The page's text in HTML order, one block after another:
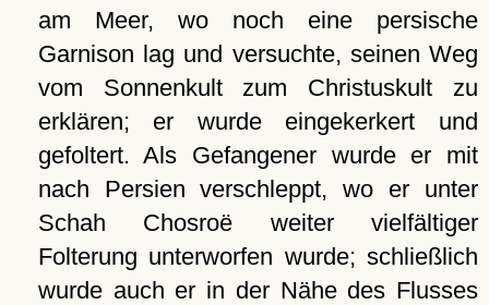
am Meer, wo noch eine persische
Garnison lag und versuchte, seinen Weg
vom Sonnenkult zum Christuskult zu
erklären; er wurde eingekerkert und
gefoltert. Als Gefangener wurde er mit
nach Persien verschleppt, wo er unter
Schah Chosroë weiter vielfältiger
Folterung unterworfen wurde; schließlich
wurde auch er in der Nähe des Flusses